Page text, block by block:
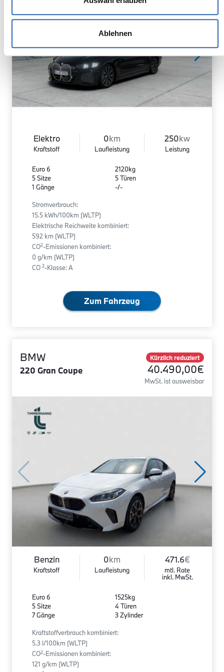
Ablehnen
Elektro
Kraftstoff
0km
Laufleistung
250kw
Leistung
Euro 6
5 Sitze
1 Gänge
2120kg
5 Türen
-/-
Stromverbrauch:
15.5 kWh/100km (WLTP)
Elektrische Reichweite kombiniert:
592 km (WLTP)
CO2-Emissionen kombiniert:
0 g/km (WLTP)
CO 2-Klasse: A
Zum Fahrzeug
BMW
220 Gran Coupe
Kürzlich reduziert
40.490,00€
MwSt. ist ausweisbar
Benzin
Kraftstoff
0km
Laufleistung
471.6€
mtl. Rate
inkl. MwSt.
Euro 6
5 Sitze
7 Gänge
1525kg
4 Türen
3 Zylinder
Kraftstoffverbrauch kombiniert:
5.3 l/100km (WLTP)
CO2-Emissionen kombiniert:
121 g/km (WLTP)